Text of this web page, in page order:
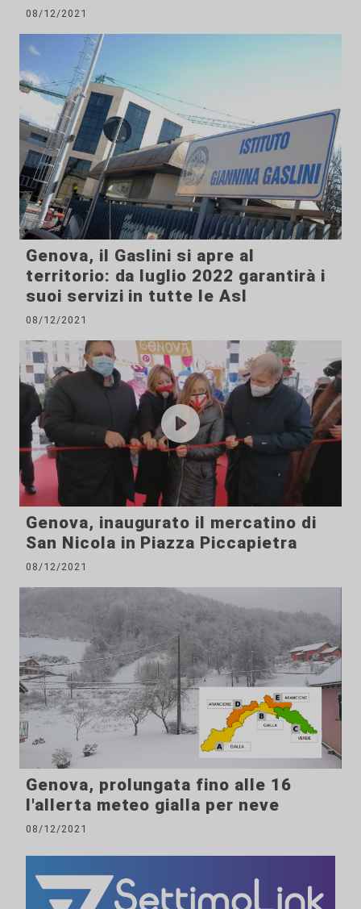
08/12/2021
Genova, il Gaslini si apre al
territorio: da luglio 2022 garantirà i
suoi servizi in tutte le Asl
08/12/2021
Genova, inaugurato il mercatino di
San Nicola in Piazza Piccapietra
08/12/2021
Genova, prolungata fino alle 16
l'allerta meteo gialla per neve
08/12/2021